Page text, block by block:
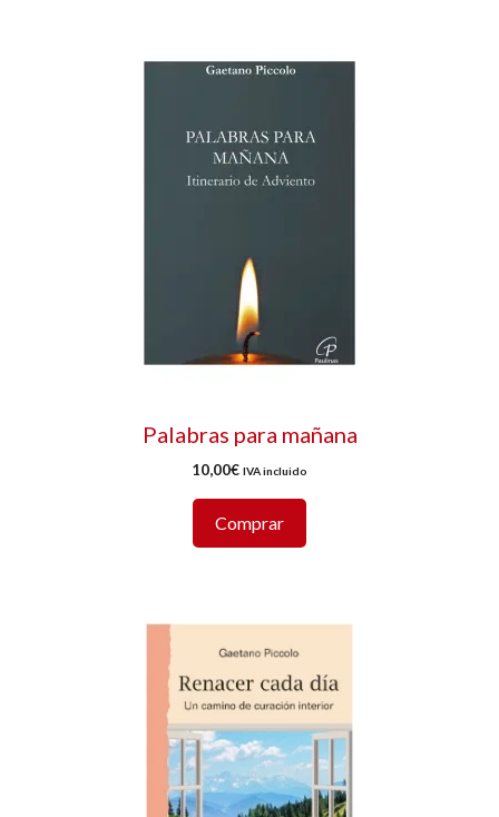
Palabras para mañana
10,00€ IVA incluido
Comprar